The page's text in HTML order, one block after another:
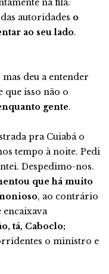
na fila.
autoridades o
ao seu lado.
deu a entender
que isso não o
gente.
pra Cuiabá o
tempo à noite. Pedi
Despedimo-nos.
que há muito
, ao contrário
encaixava
tá, Caboclo;
o ministro e